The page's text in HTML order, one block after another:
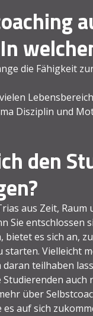
die Fähigkeit
Disziplin und
den
aus Zeit,
Sie entschlossen
bietet es sich an,
Vielleicht
teilhaben
Studierenden
über
es auf sich